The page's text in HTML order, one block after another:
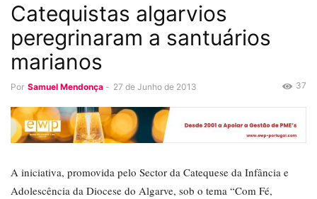
Catequistas algarvios
peregrinaram a santuários
marianos
Por Samuel Mendonça - 27 de Junho de 2013 37
A iniciativa, promovida pelo Sector da Catequese da Infância e
Adolescência da Diocese do Algarve, sob o tema “Com Fé,